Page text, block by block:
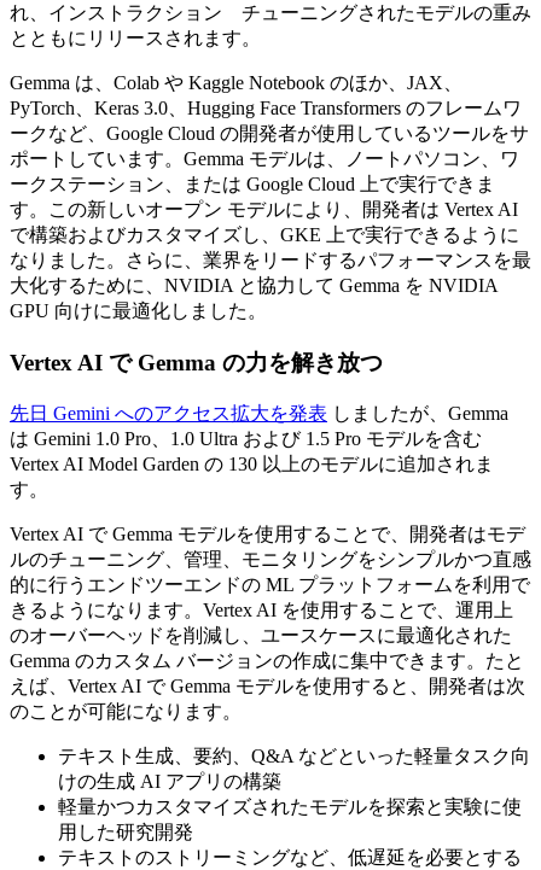
れ、インストラクション チューニングされたモデルの重み
とともにリリースされます。
Gemma は、Colab や Kaggle Notebook のほか、JAX、
PyTorch、Keras 3.0、Hugging Face Transformers のフレームワ
ークなど、Google Cloud の開発者が使用しているツールをサ
ポートしています。Gemma モデルは、ノートパソコン、ワ
ークステーション、または Google Cloud 上で実行できま
す。この新しいオープン モデルにより、開発者は Vertex AI
で構築およびカスタマイズし、GKE 上で実行できるように
なりました。さらに、業界をリードするパフォーマンスを最
大化するために、NVIDIA と協力して Gemma を NVIDIA
GPU 向けに最適化しました。
Vertex AI で Gemma の力を解き放つ
先日 Gemini へのアクセス拡大を発表 しましたが、Gemma
は Gemini 1.0 Pro、1.0 Ultra および 1.5 Pro モデルを含む
Vertex AI Model Garden の 130 以上のモデルに追加されま
す。
Vertex AI で Gemma モデルを使用することで、開発者はモデ
ルのチューニング、管理、モニタリングをシンプルかつ直感
的に行うエンドツーエンドの ML プラットフォームを利用で
きるようになります。Vertex AI を使用することで、運用上
のオーバーヘッドを削減し、ユースケースに最適化された
Gemma のカスタム バージョンの作成に集中できます。たと
えば、Vertex AI で Gemma モデルを使用すると、開発者は次
のことが可能になります。
テキスト生成、要約、Q&A などといった軽量タスク向
けの生成 AI アプリの構築
軽量かつカスタマイズされたモデルを探索と実験に使
用した研究開発
テキストのストリーミングなど、低遅延を必要とする